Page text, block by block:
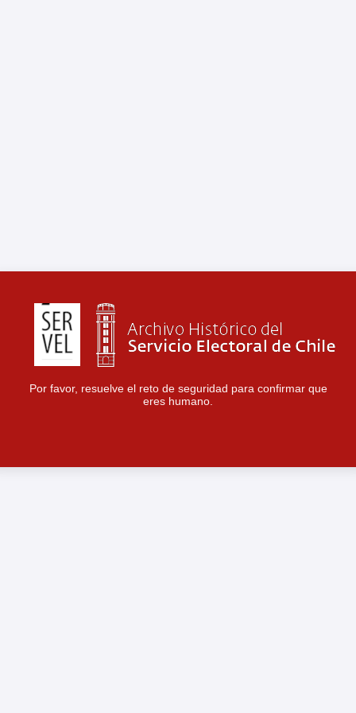
Por favor, resuelve el reto de seguridad para confirmar que
eres humano.